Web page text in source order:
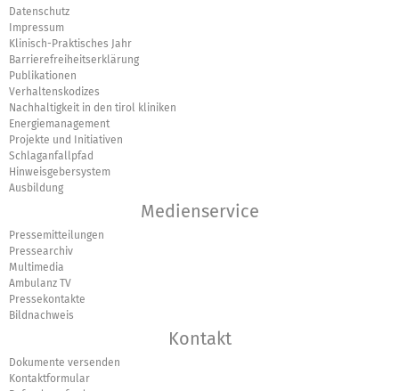
Datenschutz
Impressum
Klinisch-Praktisches Jahr
Barrierefreiheitserklärung
Publikationen
Verhaltenskodizes
Nachhaltigkeit in den tirol kliniken
Energiemanagement
Projekte und Initiativen
Schlaganfallpfad
Hinweisgebersystem
Ausbildung
Medienservice
Pressemitteilungen
Pressearchiv
Multimedia
Ambulanz TV
Pressekontakte
Bildnachweis
Kontakt
Dokumente versenden
Kontaktformular